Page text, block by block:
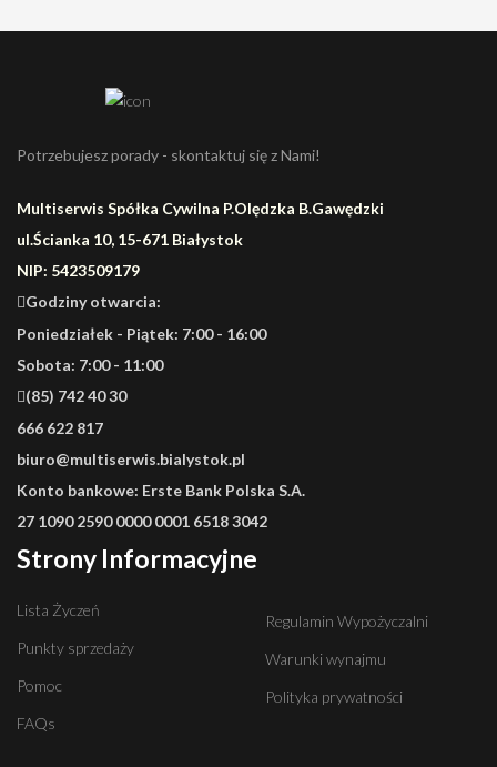
Potrzebujesz porady - skontaktuj się z Nami!
Multiserwis Spółka Cywilna P.Olędzka B.Gawędzki
ul.Ścianka 10, 15-671 Białystok
NIP: 5423509179
Godziny otwarcia:
Poniedziałek - Piątek: 7:00 - 16:00
Sobota: 7:00 - 11:00
(85) 742 40 30
666 622 817
biuro@multiserwis.bialystok.pl
Konto bankowe: Erste Bank Polska S.A.
27 1090 2590 0000 0001 6518 3042
Strony Informacyjne
Lista Życzeń
Punkty sprzedaży
Pomoc
FAQs
Regulamin Wypożyczalni
Warunki wynajmu
Polityka prywatności